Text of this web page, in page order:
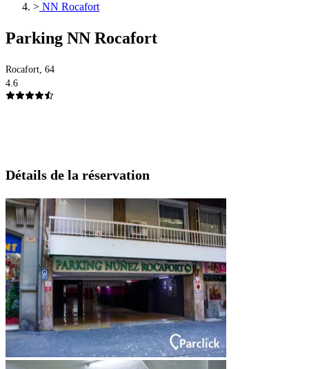
> NN Rocafort
Parking NN Rocafort
Rocafort, 64
4.6
Détails de la réservation